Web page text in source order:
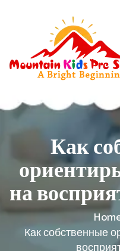
Как
на
Как собственные